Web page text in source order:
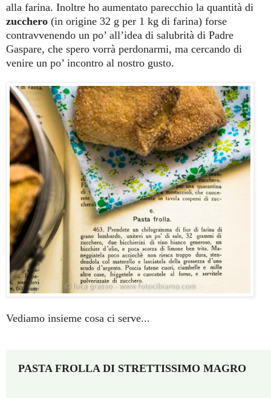
alla farina. Inoltre ho aumentato parecchio la quantità di
zucchero (in origine 32 g per 1 kg di farina) forse
contravvenendo un po’ all’idea di salubrità di Padre
Gaspare, che spero vorrà perdonarmi, ma cercando di
venire un po’ incontro al nostro gusto.
Vediamo insieme cosa ci serve...
PASTA FROLLA DI STRETTISSIMO MAGRO